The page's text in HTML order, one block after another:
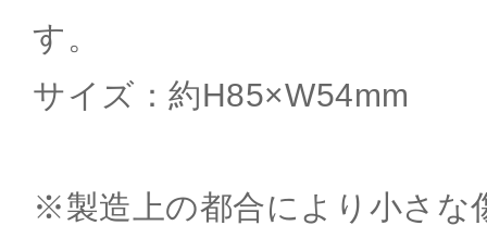
す。
サイズ：約H85×W54mm
※製造上の都合により小さな